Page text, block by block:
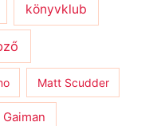
könyvklub
Matt Scudder
Gaiman